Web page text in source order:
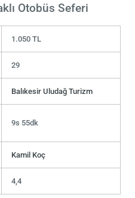
Otobüs Seferi
1.050 TL
29
Balıkesir Uludağ Turizm
9s 55dk
Kamil Koç
4,4